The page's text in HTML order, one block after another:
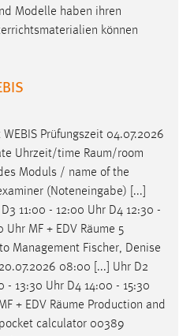
Modelle haben ihren
können
Prüfungszeit 04.07.2026
Uhrzeit/time Raum/room
Moduls / name of the
(Noteneingabe) [...]
11:00 - 12:00 Uhr D4 12:30 -
Uhr MF + EDV Räume 5
Management Fischer, Denise
08:00 [...] Uhr D2
- 13:30 Uhr D4 14:00 - 15:30
+ EDV Räume Production and
calculator 00389
Informationen anonym.
uns zu verstehen, wie
Website nutzen.
_pk_ses